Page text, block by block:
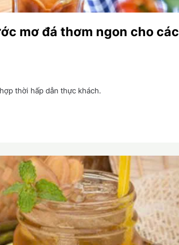
mơ đá thơm ngon cho các
thời hấp dẫn thực khách.